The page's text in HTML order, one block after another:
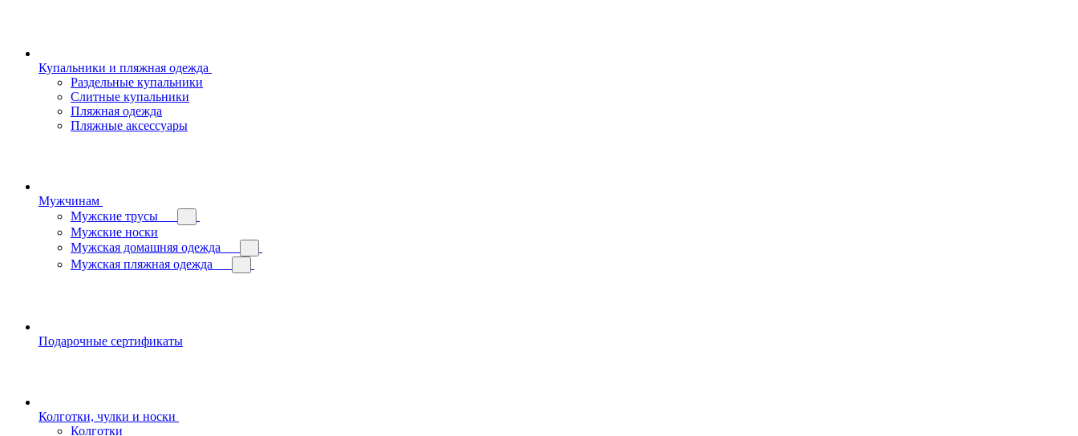
Купальники и пляжная одежда
Раздельные купальники
Слитные купальники
Пляжная одежда
Пляжные аксессуары
Мужчинам
Мужские трусы
Мужские носки
Мужская домашняя одежда
Мужская пляжная одежда
Подарочные сертификаты
Колготки, чулки и носки
Колготки